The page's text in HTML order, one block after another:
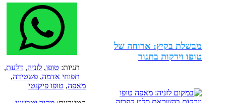
מבשלת בקיץ: ארוחה של
טופו וירקות בתנור
תגיות: טופו, לזניה, דלעת,
תפוחי אדמה, פשטידה,
מאפה, טופו פיקנטי